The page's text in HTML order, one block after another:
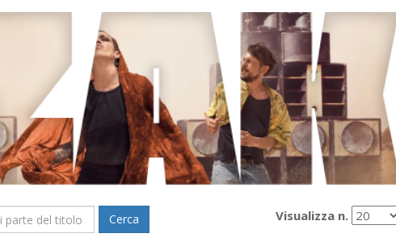
Cerca Visualizza n.